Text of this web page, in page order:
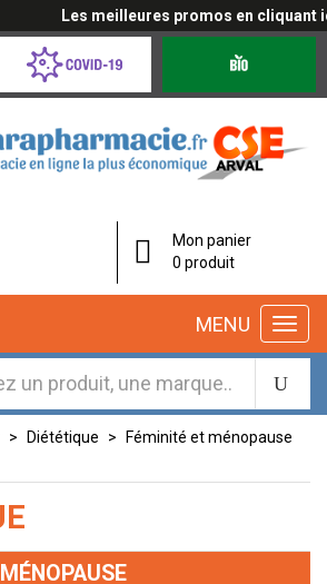
Les meilleures promos en cliquant ici
Coronavirus
Mon panier
0 produit
MENU
Diététique
Féminité et ménopause